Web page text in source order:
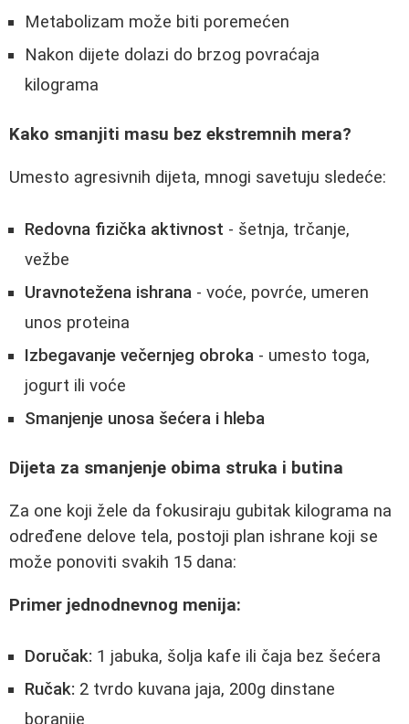
Metabolizam može biti poremećen
Nakon dijete dolazi do brzog povraćaja
kilograma
Kako smanjiti masu bez ekstremnih mera?
Umesto agresivnih dijeta, mnogi savetuju sledeće:
Redovna fizička aktivnost - šetnja, trčanje,
vežbe
Uravnotežena ishrana - voće, povrće, umeren
unos proteina
Izbegavanje večernjeg obroka - umesto toga,
jogurt ili voće
Smanjenje unosa šećera i hleba
Dijeta za smanjenje obima struka i butina
Za one koji žele da fokusiraju gubitak kilograma na
određene delove tela, postoji plan ishrane koji se
može ponoviti svakih 15 dana:
Primer jednodnevnog menija:
Doručak: 1 jabuka, šolja kafe ili čaja bez šećera
Ručak: 2 tvrdo kuvana jaja, 200g dinstane
boranije